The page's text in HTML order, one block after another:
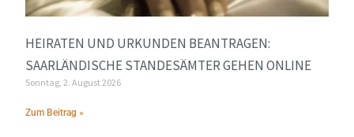
HEIRATEN UND URKUNDEN BEANTRAGEN:
SAARLÄNDISCHE STANDESÄMTER GEHEN ONLINE
Sonntag, 2. August 2026
Zum Beitrag »